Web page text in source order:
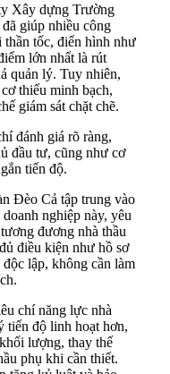
Xây dựng Trường
giúp nhiều công
tốc, điển hình như
lớn nhất là rút
quản lý. Tuy nhiên,
thiếu minh bạch,
giám sát chặt chẽ.
đánh giá rõ ràng,
đầu tư, cũng như cơ
tiến độ.
Đèo Cả tập trung vào
nghiệp này, yêu
đương nhà thầu
điều kiện như hồ sơ
lập, không cần làm
chí năng lực nhà
tiến độ linh hoạt hơn,
lượng, thay thế
phụ khi cần thiết.